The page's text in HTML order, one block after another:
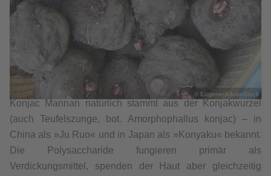
© Eugene/AdobeStock
Konjac Mannan natürlich stammt aus der Konjakwurzel
(auch Teufelszunge, bot. Amorphophallus konjac) – in
China als »Ju Ruo« und in Japan als »Konyaku« bekannt.
Die Polysaccharide fungieren primär als
Verdickungsmittel, spenden der Haut aber gleichzeitig